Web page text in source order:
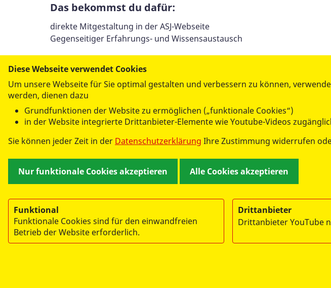
Das bekommst du dafür:
direkte Mitgestaltung in der ASJ-Webseite
Gegenseitiger Erfahrungs- und Wissensaustausch
Eva Köhnlein
e.koehnlein@asj.de
Diese Webseite verwendet Cookies
Um unsere Webseite für Sie optimal gestalten und verbessern zu können,
werden, dienen dazu
Grundfunktionen der Website zu ermöglichen („funktionale Cookies“)
in der Website integrierte Drittanbieter-Elemente wie Youtube-Videos
Sie können jeder Zeit in der Datenschutzerklärung Ihre Zustimmung widerrufen
Nur funktionale Cookies akzeptieren Alle Cookies akzeptieren
Funktional
Funktionale Cookies sind für den einwandfreien
Betrieb der Website erforderlich.
Drittanbieter
Drittanbieter YouTube